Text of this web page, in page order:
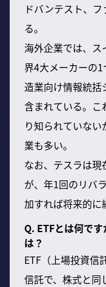
ドバンテスト、
る。
海外企業では、ス
界4大メーカーの
造業向け情報統括
含まれている。こ
り知られていな
業も多い。
なお、テスラは現
が、年1回のリバ
加すれば将来的に
Q. ETFとは何で
は？
ETF（上場投資信
信託で、株式と同